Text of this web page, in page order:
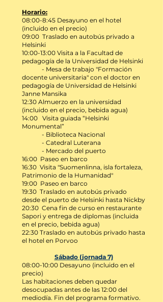
Horario:
08:00-8:45 Desayuno en el hotel
(incluido en el precio)
09:00 Traslado en autobús privado a
Helsinki
10:00-13:00 Visita a la Facultad de
pedagogía de la Universidad de Helsinki
- Mesa de trabajo "Formación
docente universitaria" con el doctor en
pedagogía de Universidad de Helsinki
Janne Mansika
12:30 Almuerzo en la universidad
(incluido en el precio, bebida agua)
14:00 Visita guiada “Helsinki
Monumental”
- Biblioteca Nacional
- Catedral Luterana
- Mercado del puerto
16:00 Paseo en barco
16:30 Visita "Suomenlinna, isla fortaleza,
Patrimonio de la Humanidad"
19:00 Paseo en barco
19:30 Traslado en autobús privado
desde el puerto de Helsinki hasta Nickby
20:30 Cena fin de curso en restaurante
Sapori y entrega de diplomas (incluida
en el precio, bebida agua)
22:30 Traslado en autobús privado hasta
el hotel en Porvoo
Sábado (jornada 7)
08:00-10:00 Desayuno (incluido en el
precio)
Las habitaciones deben quedar
desocupadas antes de las 12:00 del
mediodía. Fin del programa formativo.